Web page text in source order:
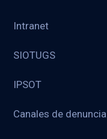
Intranet
SIOTUGS
IPSOT
Canales de denuncia